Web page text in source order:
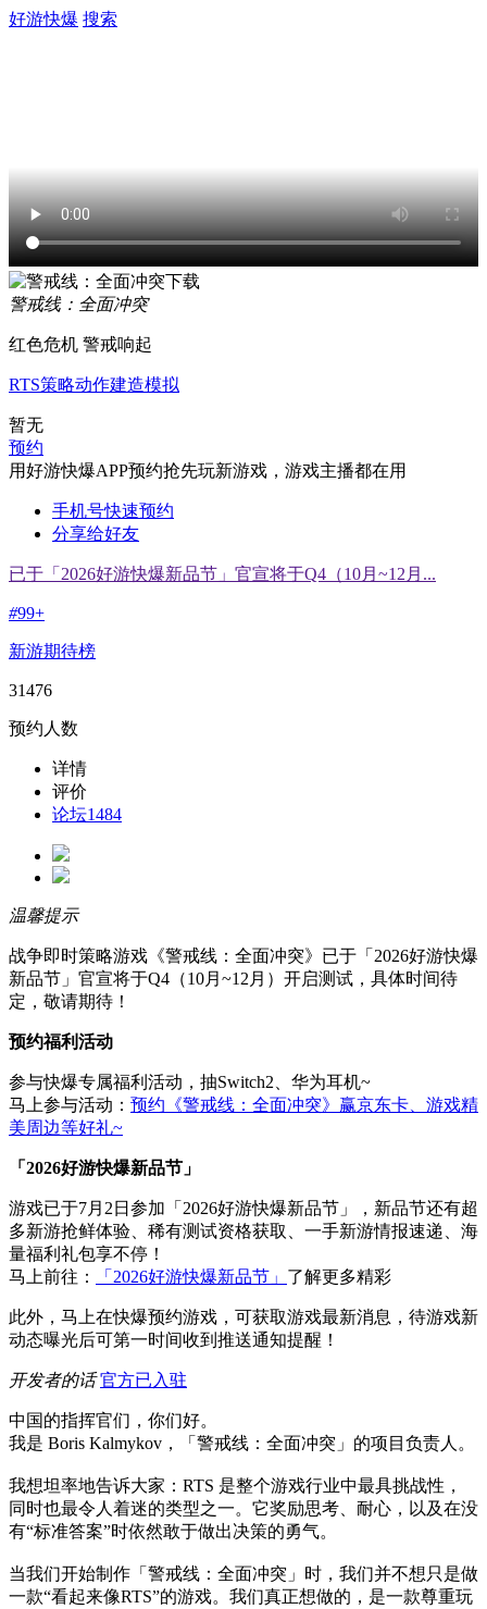
好游快爆 搜索
警戒线：全面冲突
红色危机 警戒响起
RTS策略动作建造模拟
暂无
预约
用好游快爆APP预约抢先玩新游戏，游戏主播都在用
手机号快速预约
分享给好友
已于「2026好游快爆新品节」官宣将于Q4（10月~12月...
#99+
新游期待榜
31476
预约人数
详情
评价
论坛1484
温馨提示
战争即时策略游戏《警戒线：全面冲突》已于「2026好游快爆
新品节」官宣将于Q4（10月~12月）开启测试，具体时间待
定，敬请期待！
预约福利活动
参与快爆专属福利活动，抽Switch2、华为耳机~
马上参与活动： 预约《警戒线：全面冲突》赢京东卡、游戏精
美周边等好礼~
「2026好游快爆新品节」
游戏已于7月2日参加「2026好游快爆新品节」，新品节还有超
多新游抢鲜体验、稀有测试资格获取、一手新游情报速递、海
量福利礼包享不停！
马上前往：
「2026好游快爆新品节」 了解更多精彩
此外，马上在快爆预约游戏，可获取游戏最新消息，待游戏新
动态曝光后可第一时间收到推送通知提醒！
开发者的话 官方已入驻
中国的指挥官们，你们好。
我是 Boris Kalmykov，「警戒线：全面冲突」的项目负责人。
我想坦率地告诉大家：RTS 是整个游戏行业中最具挑战性，
同时也最令人着迷的类型之一。它奖励思考、耐心，以及在没
有“标准答案”时依然敢于做出决策的勇气。
当我们开始制作「警戒线：全面冲突」时，我们并不想只是做
一款“看起来像RTS”的游戏。我们真正想做的，是一款尊重玩